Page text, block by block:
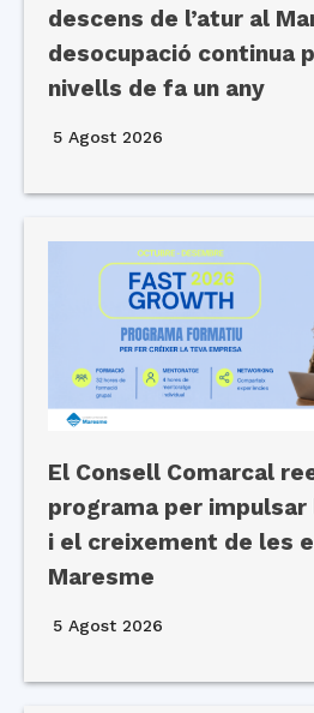
descens de l’atur al
desocupació continua
nivells de fa un any
5 Agost 2026
El Consell Comarcal
programa per
i el creixement de les
Maresme
5 Agost 2026